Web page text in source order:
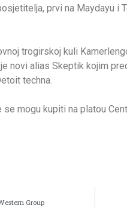
prvi na Maydayu i
trogirskoj kuli
novi alias Skeptik kojim
techna.
mogu kupiti na platou
Group